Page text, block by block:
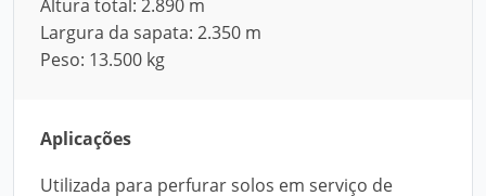
Altura total: 2.890 m
Largura da sapata: 2.350 m
Peso: 13.500 kg
Aplicações
Utilizada para perfurar solos em serviço de